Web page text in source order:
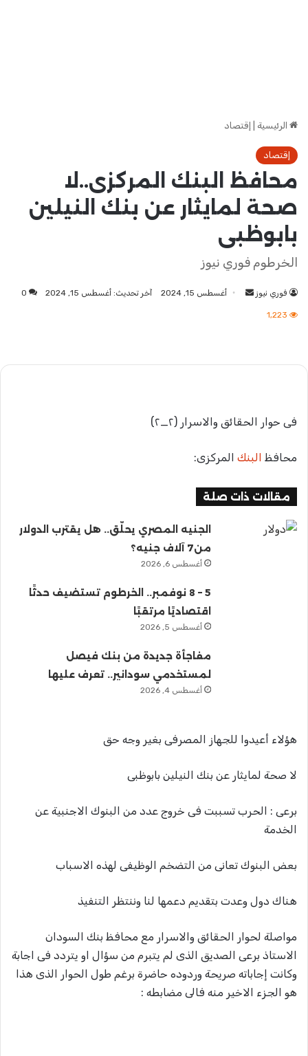
الرئيسية إقتصاد
إقتصاد
محافظ البنك المركزى..لا
صحة لمايثار عن بنك النيلين
بابوظبى
الخرطوم فوري نيوز
فوري نيوز
أرسل أغسطس 15, 2024 آخر تحديث: أغسطس 15, 2024 0
1٬223
فى حوار الحقائق والاسرار (٢_٢)
محافظ البنك المركزى:
مقالات ذات صلة
الجنيه المصري يحلّق.. هل يقترب الدولار
من7 آلاف جنيه؟
أغسطس 6, 2026
5 – 8 نوفمبر.. الخرطوم تستضيف حدثًا
اقتصاديًا مرتقبًا
أغسطس 5, 2026
مفاجأة جديدة من بنك فيصل
لمستخدمي سودانير.. تعرف عليها
أغسطس 4, 2026
هؤلاء أعيدوا للجهاز المصرفى بغير وجه حق
لا صحة لمايثار عن بنك النيلين بابوظبى
برعى : الحرب تسببت فى خروج عدد من البنوك الاجنبية عن
الخدمة
بعض البنوك تعانى من التضخم الوظيفى لهذه الاسباب
هناك دول وعدت بتقديم دعمها لنا وننتظر التنفيذ
مواصلة لحوار الحقائق والاسرار مع محافظ بنك السودان
الاستاذ برعى الصديق الذى لم يتبرم من سؤال او يتردد فى اجابة
وكانت إجاباته صريحة وردوده حاضرة برغم طول الحوار الذى هذا
هو الجزء الاخير منه فالى مضابطه :